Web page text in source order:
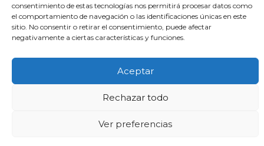
consentimiento de estas tecnologías nos permitirá procesar datos como
el comportamiento de navegación o las identificaciones únicas en este
sitio. No consentir o retirar el consentimiento, puede afectar
negativamente a ciertas características y funciones.
Aceptar
Rechazar todo
Ver preferencias
© INFOCA | Infoca Formación 2025